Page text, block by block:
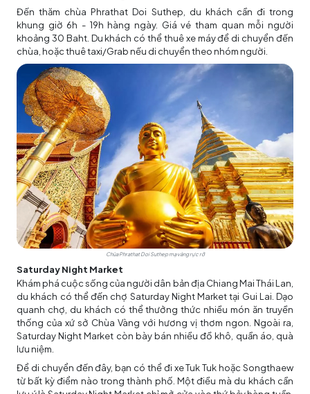
Đến thăm chùa Phrathat Doi Suthep, du khách cần đi trong
khung giờ 6h - 19h hàng ngày. Giá vé tham quan mỗi người
khoảng 30 Baht. Du khách có thể thuê xe máy để di chuyển đến
chùa, hoặc thuê taxi/Grab nếu di chuyển theo nhóm người.
Chùa Phrathat Doi Suthep mạ vàng rực rỡ
Saturday Night Market
Khám phá cuộc sống của người dân bản địa Chiang Mai Thái Lan,
du khách có thể đến chợ Saturday Night Market tại Gui Lai. Dạo
quanh chợ, du khách có thể thưởng thức nhiều món ăn truyền
thống của xứ sở Chùa Vàng với hương vị thơm ngon. Ngoài ra,
Saturday Night Market còn bày bán nhiều đồ khô, quần áo, quà
lưu niệm.
Để di chuyển đến đây, bạn có thể đi xe Tuk Tuk hoặc Songthaew
từ bất kỳ điểm nào trong thành phố. Một điều mà du khách cần